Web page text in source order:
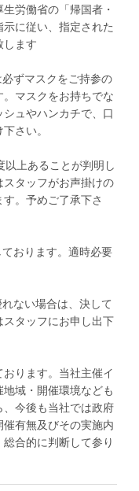
労働省の「帰国者・
に従い、指定された
します
ずマスクをご持参の
。マスクをお持ちでな
ュやハンカチで、口
さい。
上あることが判明し
タッフがお声掛けの
す。予めご了承下さ
おります。適時必要
ない場合は、決して
タッフにお申し出下
ります。当社主催イ
域・開催環境なども
今後も当社では政府
有無及びその実施内
合的に判断して参り